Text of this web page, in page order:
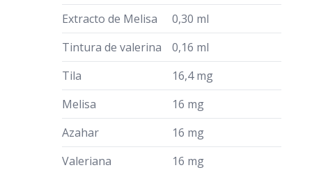
Extracto de Melisa
0,30 ml
Tintura de valerina
0,16 ml
Tila
16,4 mg
Melisa
16 mg
Azahar
16 mg
Valeriana
16 mg